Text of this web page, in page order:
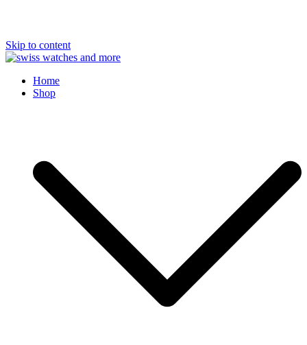
Skip to content
Swiss Watches and More
Home
Shop